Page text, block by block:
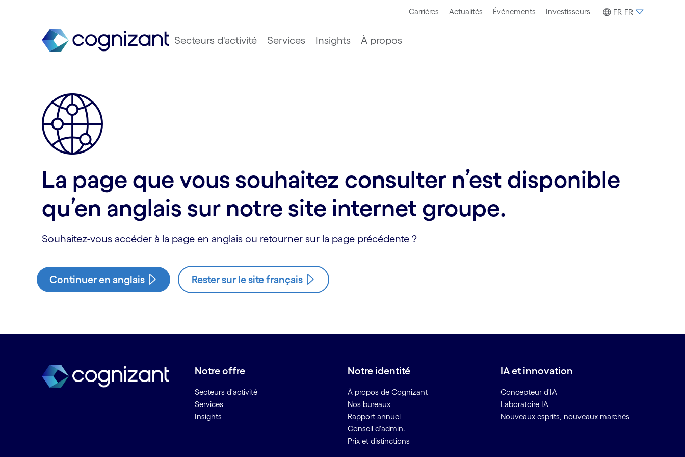
Carrières Actualités Événements Investisseurs FR-FR
Secteurs d'activité Services Insights À propos
La page que vous souhaitez consulter n’est disponible
qu’en anglais sur notre site internet groupe.
Souhaitez-vous accéder à la page en anglais ou retourner sur la page précédente ?
Continuer en anglais Rester sur le site français
Notre offre
Secteurs d'activité
Services
Insights
Notre identité
À propos de Cognizant
Nos bureaux
Rapport annuel
Conseil d'admin.
Prix et distinctions
IA et innovation
Concepteur d'IA
Laboratoire IA
Nouveaux esprits, nouveaux marchés